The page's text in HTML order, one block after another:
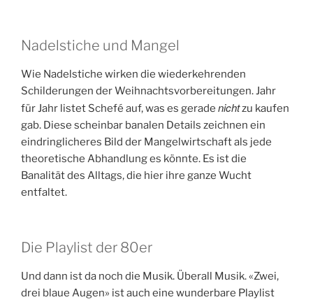
Nadelstiche und Mangel
Wie Nadelstiche wirken die wiederkehrenden
Schilderungen der Weihnachtsvorbereitungen. Jahr
für Jahr listet Schefé auf, was es gerade nichtzu kaufen
gab. Diese scheinbar banalen Details zeichnen ein
eindringlicheres Bild der Mangelwirtschaft als jede
theoretische Abhandlung es könnte. Es ist die
Banalität des Alltags, die hier ihre ganze Wucht
entfaltet.
Die Playlist der 80er
Und dann ist da noch die Musik. Überall Musik. «Zwei,
drei blaue Augen» ist auch eine wunderbare Playlist